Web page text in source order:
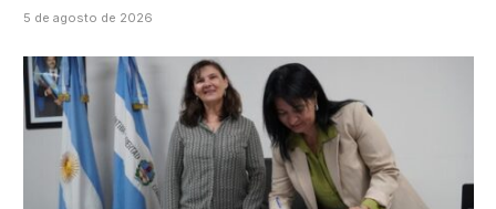
5 de agosto de 2026